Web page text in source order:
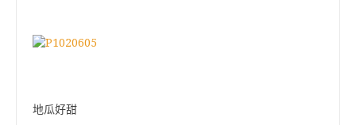
地瓜好甜